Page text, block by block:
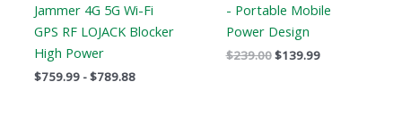
Jammer 4G 5G Wi-Fi
GPS RF LOJACK Blocker
High Power
$759.99 -$789.88
- Portable Mobile
Power Design
$239.00$139.99